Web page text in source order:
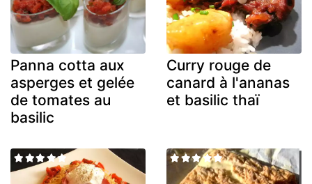
Panna cotta aux
asperges et gelée
de tomates au
basilic
Curry rouge de
canard à l'ananas
et basilic thaï